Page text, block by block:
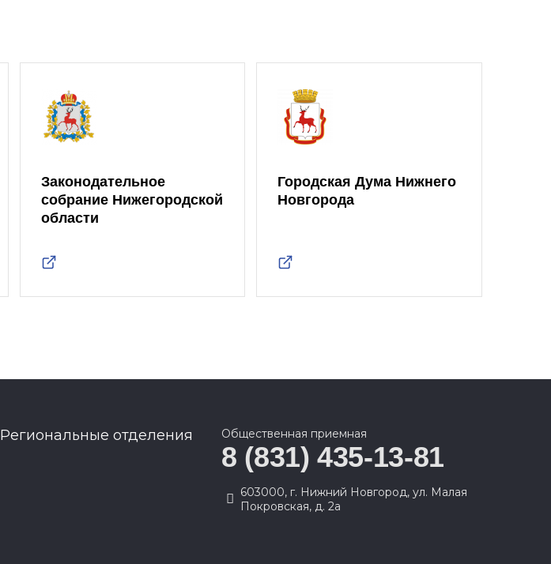
Законодательное
собрание Нижегородской
области
Городская Дума Нижнего
Новгорода
Региональные отделения Общественная приемная
8 (831) 435-13-81
603000, г. Нижний Новгород, ул. Малая
Покровская, д. 2а